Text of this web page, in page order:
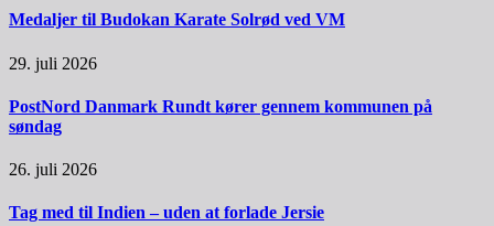
Medaljer til Budokan Karate Solrød ved VM
29. juli 2026
PostNord Danmark Rundt kører gennem kommunen på
søndag
26. juli 2026
Tag med til Indien – uden at forlade Jersie